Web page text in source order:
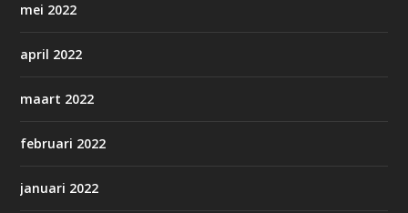
mei 2022
april 2022
maart 2022
februari 2022
januari 2022